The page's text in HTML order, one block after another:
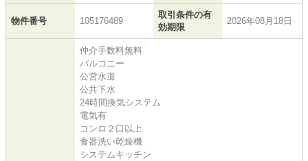
物件番号 105176489
取引条件の有
効期限
2026年08月18日
仲介手数料無料
バルコニー
公営水道
公共下水
24時間換気システム
電気有
コンロ２口以上
食器洗い乾燥機
システムキッチン